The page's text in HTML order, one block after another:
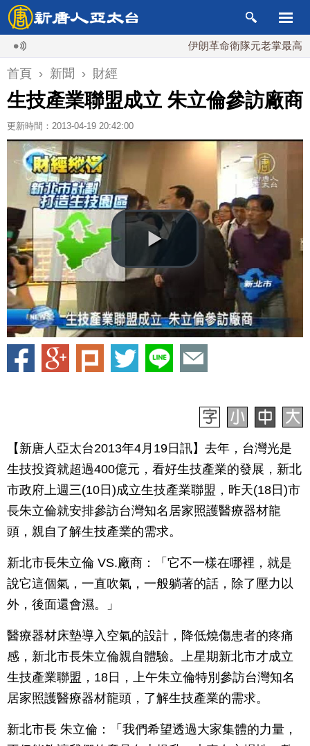
伊朗革命衛隊元老掌最高國安會
首頁 › 新聞 › 財經
生技產業聯盟成立 朱立倫參訪廠商
更新時間：2013-04-19 20:42:00
【新唐人亞太台2013年4月19日訊】去年，台灣光是
生技投資就超過400億元，看好生技產業的發展，新北
市政府上週三(10日)成立生技產業聯盟，昨天(18日)市
長朱立倫就安排參訪台灣知名居家照護醫療器材龍
頭，親自了解生技產業的需求。
新北市長朱立倫 VS.廠商：「它不一樣在哪裡，就是
說它這個氣，一直吹氣，一般躺著的話，除了壓力以
外，後面還會濕。」
醫療器材床墊導入空氣的設計，降低燒傷患者的疼痛
感，新北市長朱立倫親自體驗。上星期新北市才成立
生技產業聯盟，18日，上午朱立倫特別參訪台灣知名
居家照護醫療器材龍頭，了解生技產業的需求。
新北市長 朱立倫：「我們希望透過大家集體的力量，